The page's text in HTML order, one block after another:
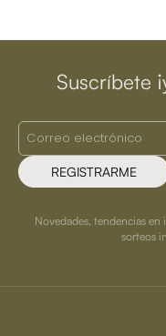
Suscríbete
REGISTRARME
Novedades, tendencias
sorteos